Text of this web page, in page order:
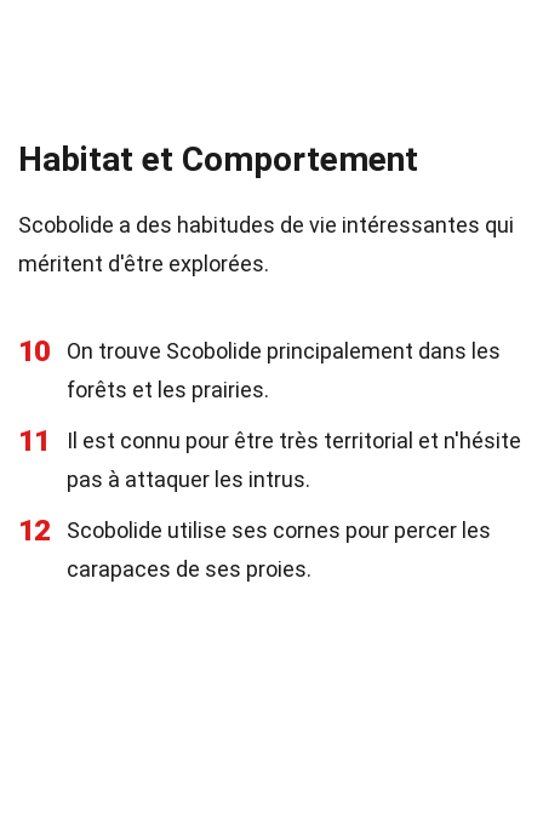
Habitat et Comportement
Scobolide a des habitudes de vie intéressantes qui
méritent d'être explorées.
10
On trouve Scobolide principalement dans les
forêts et les prairies.
11
Il est connu pour être très territorial et n'hésite
pas à attaquer les intrus.
12
Scobolide utilise ses cornes pour percer les
carapaces de ses proies.